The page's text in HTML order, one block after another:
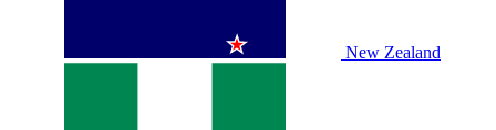
New Zealand